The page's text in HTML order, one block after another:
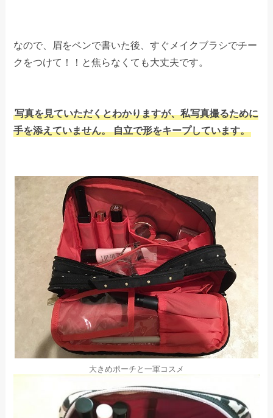
なので、眉をペンで書いた後、すぐメイクブラシでチー
クをつけて！！と焦らなくても大丈夫です。
写真を見ていただくとわかりますが、私写真撮るために
手を添えていません。 自立で形をキープしています。
大きめポーチと一軍コスメ